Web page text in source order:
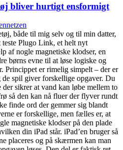
bliver hurtigt ensformigt
både til mig selv og til min datter,
Plugo Link, et helt nyt
af nogle magnetiske klodser, en
børns evne til at løse logiske og
Princippet er rimelig simpelt – der er
spil giver forskellige opgaver. Du
sikrer at vand kan løbe mellem to
så den kan nå fluer der flyver rundt
finde ord der gemmer sig blandt
er forskellige, men fælles er, at
magnetiske klodser på den plade
din iPad står. iPad’en bruger så
placeres og på skærmen kan man